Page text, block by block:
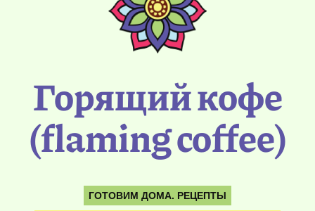
Горящий кофе
(flaming coffee)
ГОТОВИМ ДОМА. РЕЦЕПТЫ